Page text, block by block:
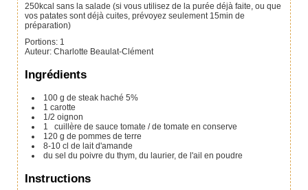
250kcal sans la salade (si vous utilisez de la purée déjà faite, ou que
vos patates sont déjà cuites, prévoyez seulement 15min de
préparation)
Portions: 1
Auteur: Charlotte Beaulat-Clément
Ingrédients
100 g de steak haché 5%
1 carotte
1/2 oignon
1
cuillère de sauce tomate / de tomate en conserve
120 g de pommes de terre
8-10 cl de lait d'amande
du sel du poivre du thym, du laurier, de l'ail en poudre
Instructions